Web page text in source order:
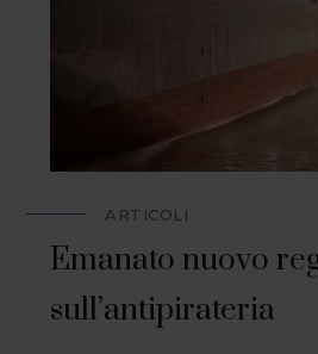
ARTICOLI
Emanato nuovo
sull’antipirateria